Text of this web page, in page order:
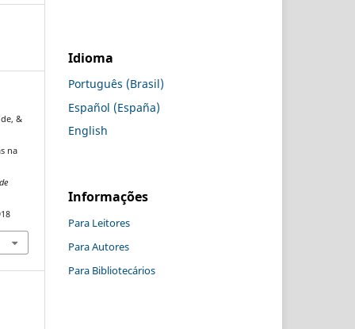
&
na
Idioma
Português (Brasil)
Español (España)
English
Informações
Para Leitores
Para Autores
Para Bibliotecários